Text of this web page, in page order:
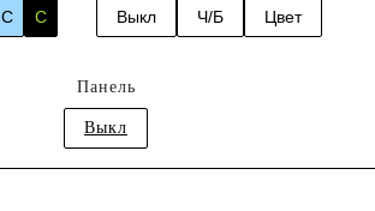
C C Выкл Ч/Б Цвет
Панель
Выкл